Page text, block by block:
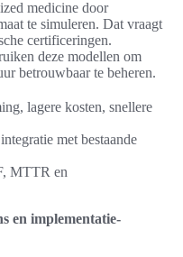
medicine door
te simuleren. Dat vraagt
certificeringen.
deze modellen om
betrouwbaar te beheren.
lagere kosten, snellere
met bestaande
MTTR en
en implementatie-